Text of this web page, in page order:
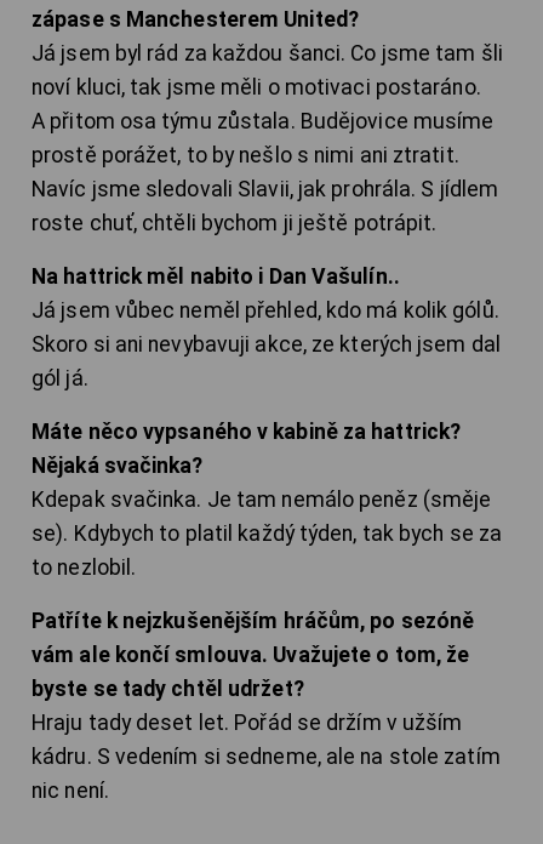
zápase s Manchesterem United?
Já jsem byl rád za každou šanci. Co jsme tam šli
noví kluci, tak jsme měli o motivaci postaráno.
A přitom osa týmu zůstala. Budějovice musíme
prostě porážet, to by nešlo s nimi ani ztratit.
Navíc jsme sledovali Slavii, jak prohrála. S jídlem
roste chuť, chtěli bychom ji ještě potrápit.
Na hattrick měl nabito i Dan Vašulín..
Já jsem vůbec neměl přehled, kdo má kolik gólů.
Skoro si ani nevybavuji akce, ze kterých jsem dal
gól já.
Máte něco vypsaného v kabině za hattrick?
Nějaká svačinka?
Kdepak svačinka. Je tam nemálo peněz (směje
se). Kdybych to platil každý týden, tak bych se za
to nezlobil.
Patříte k nejzkušenějším hráčům, po sezóně
vám ale končí smlouva. Uvažujete o tom, že
byste se tady chtěl udržet?
Hraju tady deset let. Pořád se držím v užším
kádru. S vedením si sedneme, ale na stole zatím
nic není.